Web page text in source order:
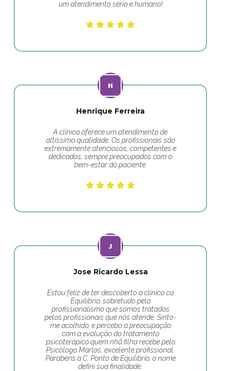
um atendimento sério e humano!
Henrique Ferreira
A clínica oferece um atendimento de
altíssima qualidade. Os profissionais são
extremamente atenciosos, competentes e
dedicados, sempre preocupados com o
bem-estar do paciente.
Jose Ricardo Lessa
Estou feliz de ter descoberto a clínico ca
Equilíbrio, sobretudo pelo
profissionalismo que somos tratados
pelos profissionais que nós atende. Sinto-
me acolhido, e percebo a preocupação
com a evolução do tratamento
psicoterápico quem nhã filha recebe pelo
Psicólogo Marlos, excelente profissional.
Parabéns a C. Ponto de Equilíbrio, o nome
defini sua finalidade.